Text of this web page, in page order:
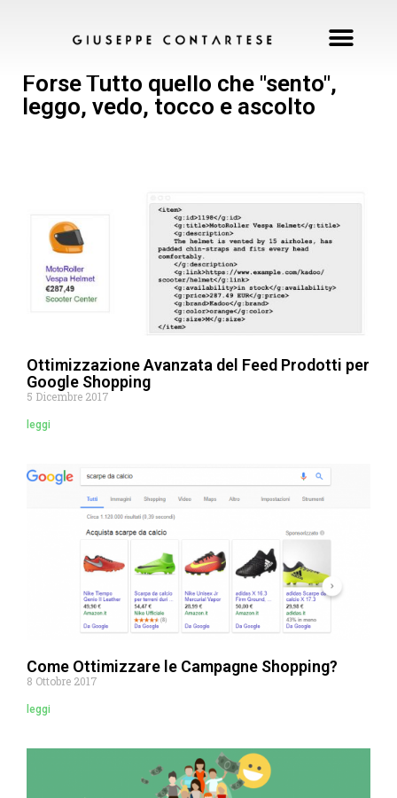
Forse Tutto quello che "sento",
leggo, vedo, tocco e ascolto
Ottimizzazione Avanzata del Feed Prodotti per
Google Shopping
5 Dicembre 2017
leggi
Come Ottimizzare le Campagne Shopping?
8 Ottobre 2017
leggi